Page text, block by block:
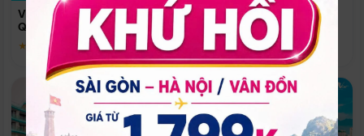
Vinpearl Resort & Spa Phu
Quoc
★ 5.0
Quoc
Phú Quốc
★ 5.0